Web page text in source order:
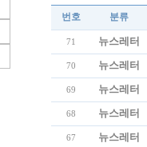
번호 분류
71 뉴스레터
70 뉴스레터
69 뉴스레터
68 뉴스레터
67 뉴스레터